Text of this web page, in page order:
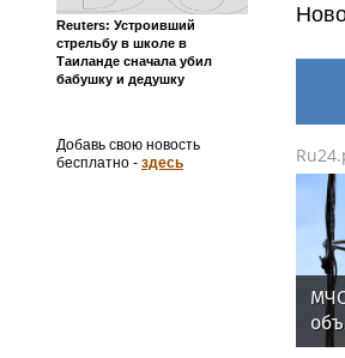
Reuters: Устроивший
стрельбу в школе в
Таиланде сначала убил
бабушку и дедушку
Добавь свою новость
бесплатно - здесь